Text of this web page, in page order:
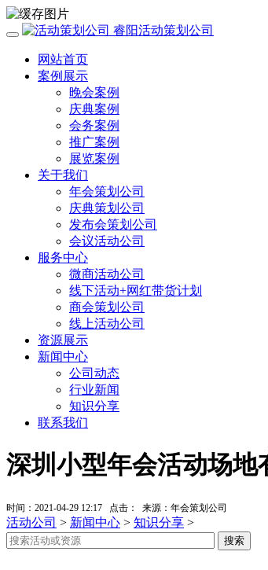
睿阳活动策划公司
网站首页
案例展示
晚会案例
庆典案例
会务案例
推广案例
展览案例
关于我们
年会策划公司
庆典策划公司
发布会策划公司
会议活动公司
服务中心
微商活动公司
线下活动+网红带货计划
商会策划公司
线上活动公司
资源展示
新闻中心
公司动态
行业新闻
知识分享
联系我们
深圳小型年会活动场地
时间：2021-04-29 12:17 点击： 来源：年会策划公司
活动公司 > 新闻中心 > 知识分享 >